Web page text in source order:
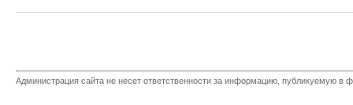
Администрация сайта не несет ответственности за информацию, публикуемую